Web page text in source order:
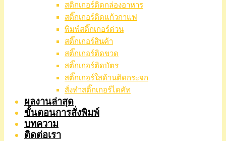
สติกเกอร์ติดกล่องอาหาร
สติ๊กเกอร์ติดแก้วกาแฟ
พิมพ์สติ๊กเกอร์ด่วน
สติ๊กเกอร์สินค้า
สติ๊กเกอร์ติดขวด
สติ๊กเกอร์ติดบัตร
สติ๊กเกอร์ใสด้านติดกระจก
สั่งทําสติ๊กเกอร์ไดคัท
ผลงานล่าสุด
ขั้นตอนการสั่งพิมพ์
บทความ
ติดต่อเรา